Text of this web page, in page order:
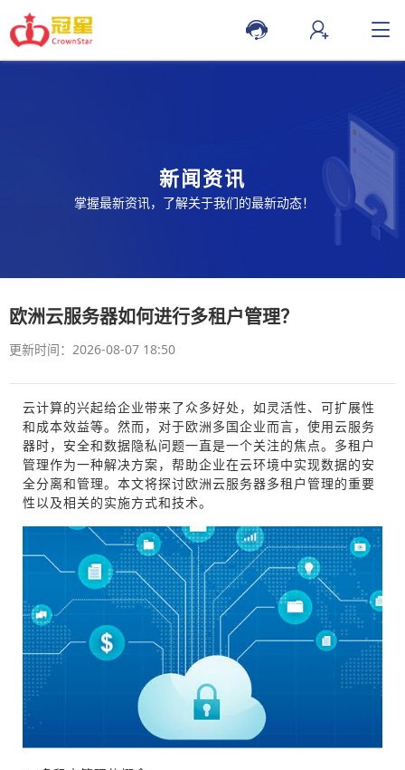
新闻资讯
掌握最新资讯，了解关于我们的最新动态！
欧洲云服务器如何进行多租户管理？
更新时间：2026-08-07 18:50
云计算的兴起给企业带来了众多好处，如灵活性、可扩展性
和成本效益等。然而，对于欧洲多国企业而言，使用云服务
器时，安全和数据隐私问题一直是一个关注的焦点。多租户
管理作为一种解决方案，帮助企业在云环境中实现数据的安
全分离和管理。本文将探讨欧洲云服务器多租户管理的重要
性以及相关的实施方式和技术。